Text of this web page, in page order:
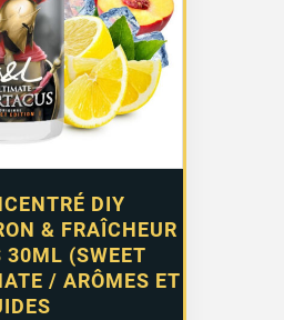
DIY
& FRAÎCHEUR
30ML (SWEET
/ ARÔMES ET